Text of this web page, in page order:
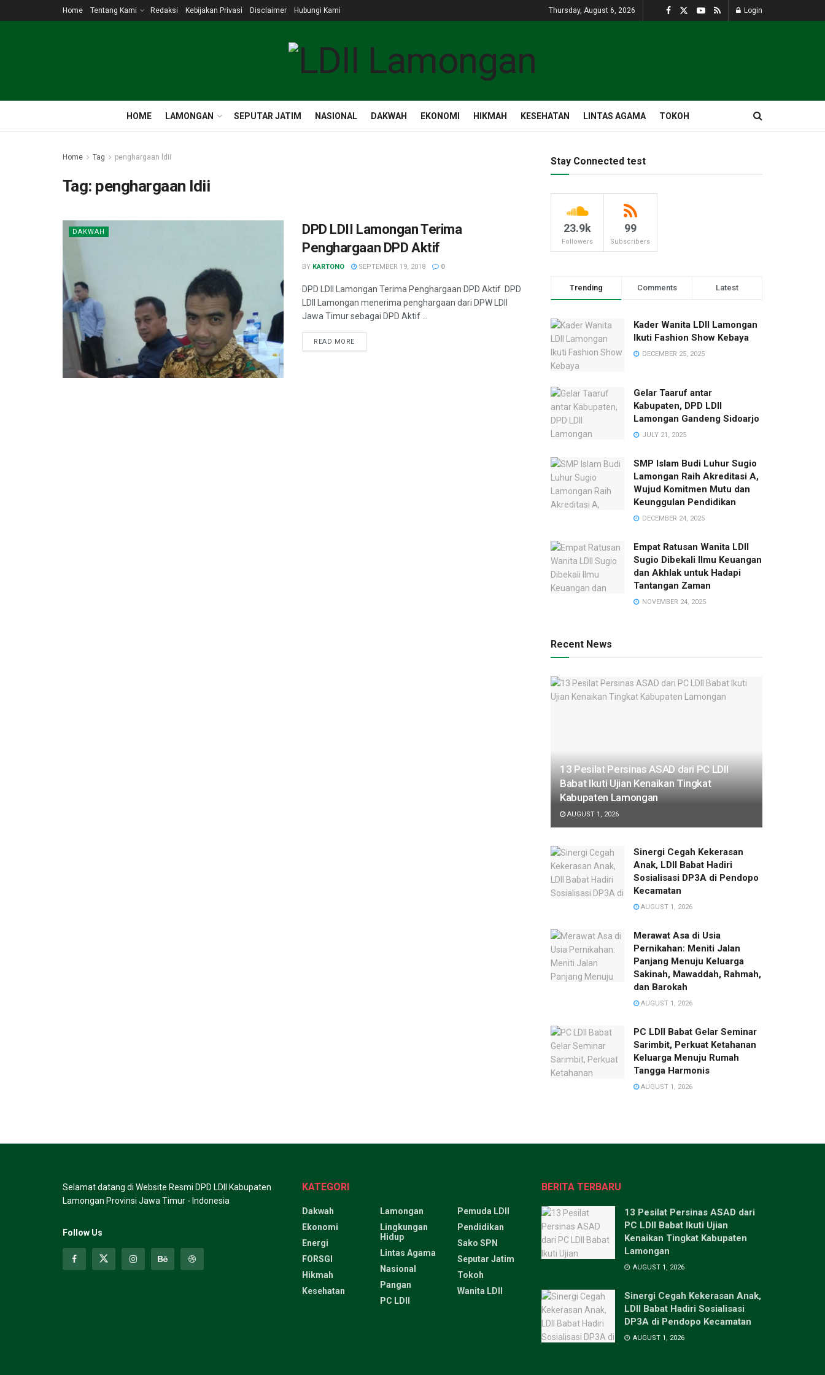
Home Tentang Kami Redaksi Kebijakan Privasi Disclaimer Hubungi Kami Thursday, August 6, 2026 Login
HOME LAMONGAN SEPUTAR JATIM NASIONAL DAKWAH EKONOMI HIKMAH KESEHATAN LINTAS AGAMA TOKOH
Home Tag penghargaan ldii
Tag: penghargaan ldii
DAKWAH
DPD LDII Lamongan Terima
Penghargaan DPD Aktif
BY KARTONO SEPTEMBER 19, 2018 0
DPD LDII Lamongan Terima Penghargaan DPD Aktif DPD
LDII Lamongan menerima penghargaan dari DPW LDII
Jawa Timur sebagai DPD Aktif ...
READ MORE
Stay Connected test
23.9k
Followers
99
Subscribers
Trending Comments Latest
Kader Wanita LDII Lamongan
Ikuti Fashion Show Kebaya
DECEMBER 25, 2025
Gelar Taaruf antar
Kabupaten, DPD LDII
Lamongan Gandeng Sidoarjo
JULY 21, 2025
SMP Islam Budi Luhur Sugio
Lamongan Raih Akreditasi A,
Wujud Komitmen Mutu dan
Keunggulan Pendidikan
DECEMBER 24, 2025
Empat Ratusan Wanita LDII
Sugio Dibekali Ilmu Keuangan
dan Akhlak untuk Hadapi
Tantangan Zaman
NOVEMBER 24, 2025
Recent News
13 Pesilat Persinas ASAD dari PC LDII
Babat Ikuti Ujian Kenaikan Tingkat
Kabupaten Lamongan
AUGUST 1, 2026
Sinergi Cegah Kekerasan
Anak, LDII Babat Hadiri
Sosialisasi DP3A di Pendopo
Kecamatan
AUGUST 1, 2026
Merawat Asa di Usia
Pernikahan: Meniti Jalan
Panjang Menuju Keluarga
Sakinah, Mawaddah, Rahmah,
dan Barokah
AUGUST 1, 2026
PC LDII Babat Gelar Seminar
Sarimbit, Perkuat Ketahanan
Keluarga Menuju Rumah
Tangga Harmonis
AUGUST 1, 2026
Selamat datang di Website Resmi DPD LDII Kabupaten
Lamongan Provinsi Jawa Timur - Indonesia
Follow Us
KATEGORI
Dakwah
Ekonomi
Energi
FORSGI
Hikmah
Kesehatan
Lamongan
Lingkungan
Hidup
Lintas Agama
Nasional
Pangan
PC LDII
Pemuda LDII
Pendidikan
Sako SPN
Seputar Jatim
Tokoh
Wanita LDII
BERITA TERBARU
13 Pesilat Persinas ASAD dari
PC LDII Babat Ikuti Ujian
Kenaikan Tingkat Kabupaten
Lamongan
AUGUST 1, 2026
Sinergi Cegah Kekerasan Anak,
LDII Babat Hadiri Sosialisasi
DP3A di Pendopo Kecamatan
AUGUST 1, 2026